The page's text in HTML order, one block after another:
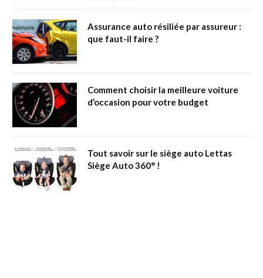
Assurance auto résiliée par assureur :
que faut-il faire ?
Comment choisir la meilleure voiture
d’occasion pour votre budget
Tout savoir sur le siège auto Lettas
Siège Auto 360° !